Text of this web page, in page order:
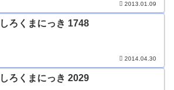
2013.01.09
しろくまにっき 1748
2014.04.30
しろくまにっき 2029